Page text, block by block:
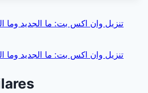
تنزيل وان اكس بت: ما الجديد وما
تنزيل وان اكس بت: ما الجديد وما